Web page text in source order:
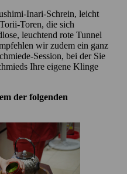
Inari-Schrein, leicht
Toren, die sich
leuchtend rote Tunnel
wir zudem ein ganz
Session, bei der Sie
Ihre eigene Klinge
der folgenden